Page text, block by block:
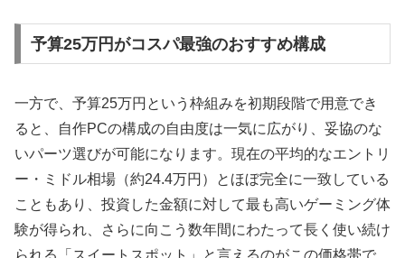
予算25万円がコスパ最強のおすすめ構成
一方で、予算25万円という枠組みを初期段階で用意でき
ると、自作PCの構成の自由度は一気に広がり、妥協のな
いパーツ選びが可能になります。現在の平均的なエントリ
ー・ミドル相場（約24.4万円）とほぼ完全に一致している
こともあり、投資した金額に対して最も高いゲーミング体
験が得られ、さらに向こう数年間にわたって長く使い続け
られる「スイートスポット」と言えるのがこの価格帯で